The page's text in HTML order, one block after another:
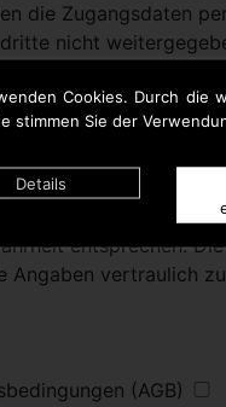
Cookies. Durch die
stimmen Sie der
Details
die Zugangsdaten
nicht
Person bestimmt.
das Label mit dem
Daten
entsprechen.
vertraulich
(AGB)